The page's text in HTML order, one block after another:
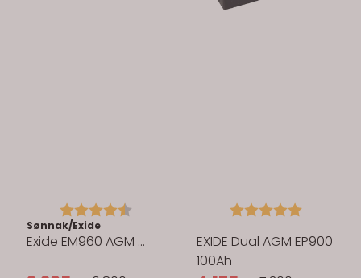
Karakter:
Sønnak/Exide
Exide EM960 AGM ...
Karakter: 5.0 av 5
EXIDE Dual AGM EP900
100Ah